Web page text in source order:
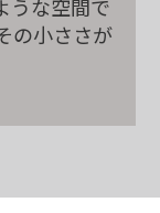
うな空間で
の小ささが